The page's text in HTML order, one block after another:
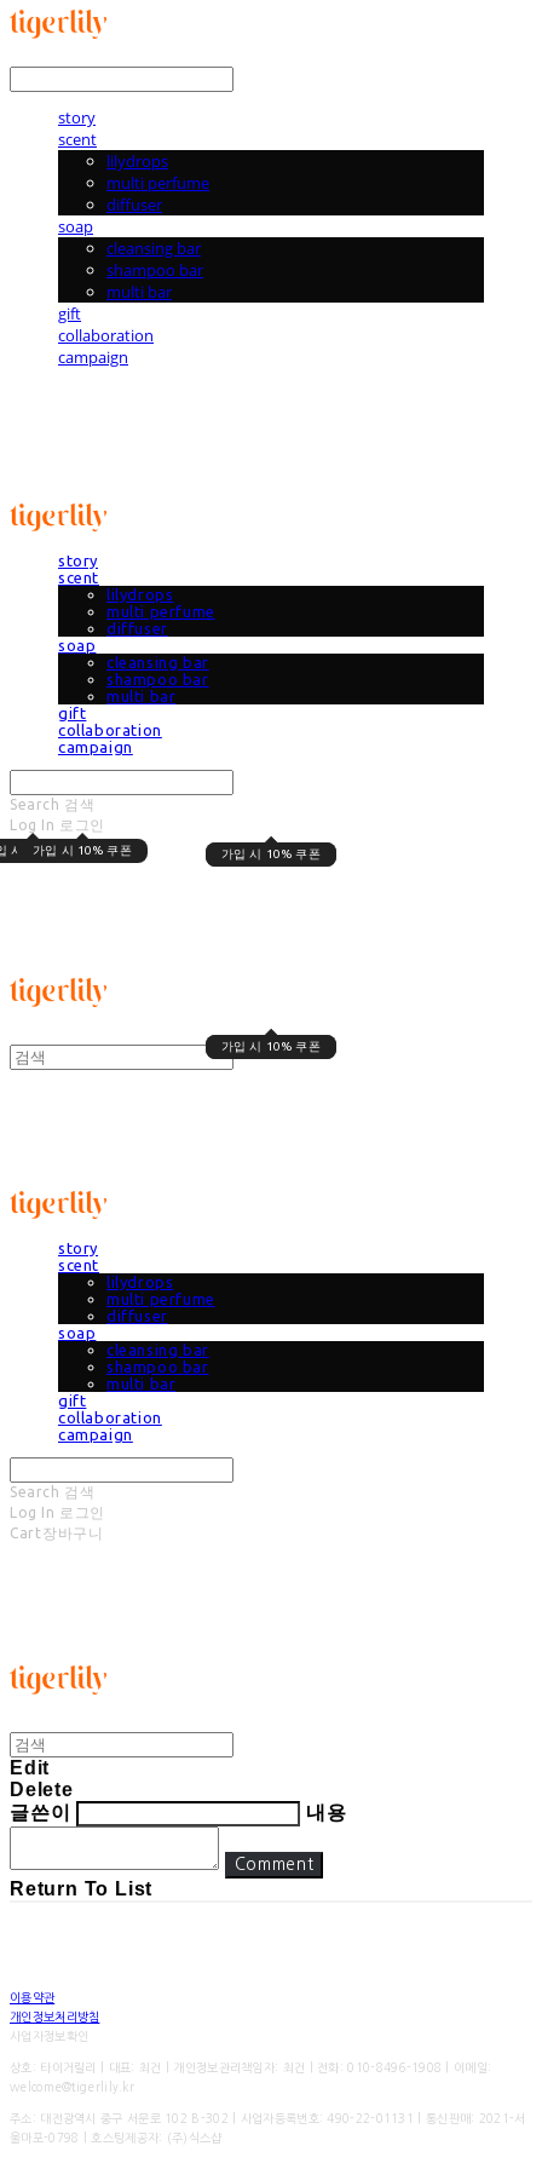
story
scent
lilydrops
multi perfume
diffuser
soap
cleansing bar
shampoo bar
multi bar
gift
collaboration
campaign
story
scent
lilydrops
multi perfume
diffuser
soap
cleansing bar
shampoo bar
multi bar
gift
collaboration
campaign
Search 검색
Log In
시 10% 쿠폰
로그인
가입 시 10% 쿠폰 가입 시 10% 쿠폰
가입 시 10% 쿠폰
Cart 장바구니
가입 시 10% 쿠폰
가입 시 10% 쿠폰
story
scent
lilydrops
multi perfume
diffuser
soap
cleansing bar
shampoo bar
multi bar
gift
collaboration
campaign
Search 검색
Log In 로그인
Cart 장바구니
Edit
Delete
글쓴이
내용
Comment
Return To List
이용약관
개인정보처리방침
사업자정보확인
상호: 타이거릴리 | 대표: 최건 | 개인정보관리책임자: 최건 | 전화: 010-8496-1908 | 이메일:
welcome@tigerlily.kr
주소: 대전광역시 중구 서문로 102 B-302 | 사업자등록번호: 490-22-01131 | 통신판매: 2021-서
울마포-0798
| 호스팅제공자: (주)식스샵